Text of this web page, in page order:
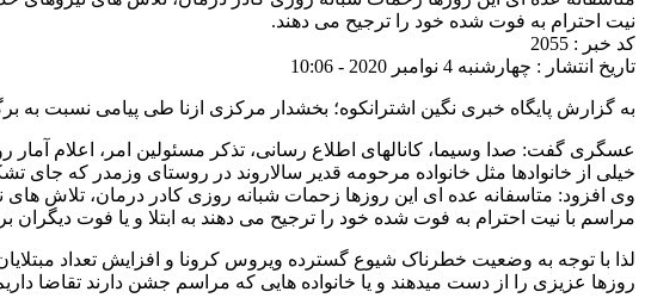
نیت احترام به فوت شده خود را ترجیح می دهند.
کد خبر : 2055
تاریخ انتشار : چهارشنبه 4 نوامبر 2020 - 10:06
به گزارش پایگاه خبری نگین اشترانکوه؛ بخشدار مرکزی ازنا طی پیامی نسبت به
عسگری گفت: صدا وسیما، کانالهای اطلاع رسانی، تذکر مسئولین امر، اعلام
خیلی از خانوادها مثل خانواده مرحومه قدیر سالاروند در روستای وزمدر که جای
وی افزود: متاسفانه عده ای این روزها زحمات شبانه روزی کادر درمان، تلاش های
مراسم با نیت احترام به فوت شده خود را ترجیح می دهند به ابتلا و یا فوت
لذا با توجه به وضعیت خطرناک شیوع گسترده ویروس کرونا و افزایش تعداد
روزها عزیزی را از دست میدهند و یا خانواده هایی که مراسم جشن دارند تقاضا